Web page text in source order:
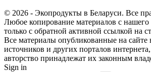
© 2026 - Экопродукты в Беларуси. Все
Любое копирование материалов с нашего
только с обратной активной ссылкой на
Все материалы опубликованные на сайте
источников и других порталов
авторство принадлежат их законным
Sign in